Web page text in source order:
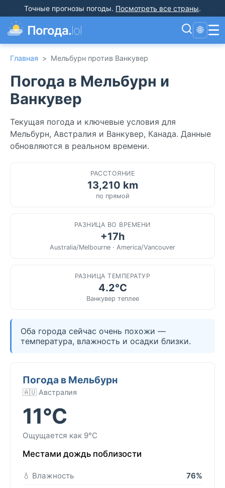
Точные прогнозы погоды. Посмотреть все страны.
Погода.lol 🌐 ☰
Главная > Мельбурн против Ванкувер
Погода в Мельбурн и
Ванкувер
Текущая погода и ключевые условия для
Мельбурн, Австралия и Ванкувер, Канада. Данные
обновляются в реальном времени.
РАССТОЯНИЕ
13,210 km
по прямой
РАЗНИЦА ВО ВРЕМЕНИ
+17h
Australia/Melbourne · America/Vancouver
РАЗНИЦА ТЕМПЕРАТУР
4.2°C
Ванкувер теплее
Оба города сейчас очень похожи —
температура, влажность и осадки близки.
Погода в Мельбурн
🇦🇺 Австралия
11°C
Ощущается как 9°C
Местами дождь поблизости
💧 Влажность
76%